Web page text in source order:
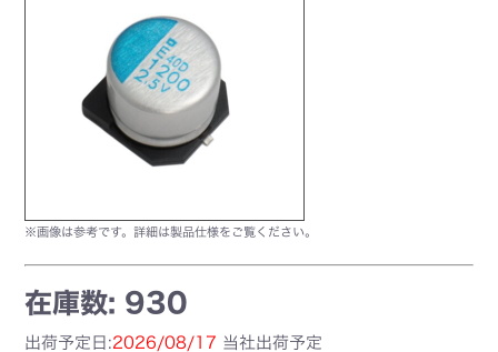
※画像は参考です。詳細は製品仕様をご覧ください。
在庫数: 930
出荷予定日:2026/08/17 当社出荷予定